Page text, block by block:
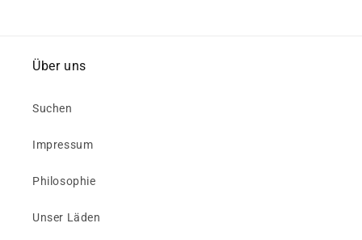
Über uns
Suchen
Impressum
Philosophie
Unser Läden